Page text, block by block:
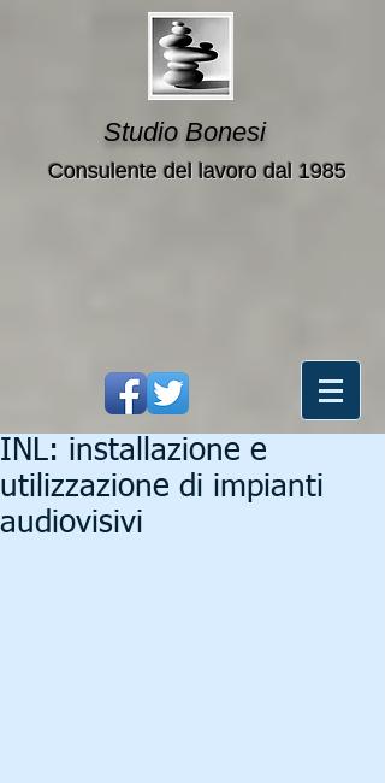
Studio Bonesi
Consulente del lavoro dal 1985
INL: installazione e
utilizzazione di impianti
audiovisivi